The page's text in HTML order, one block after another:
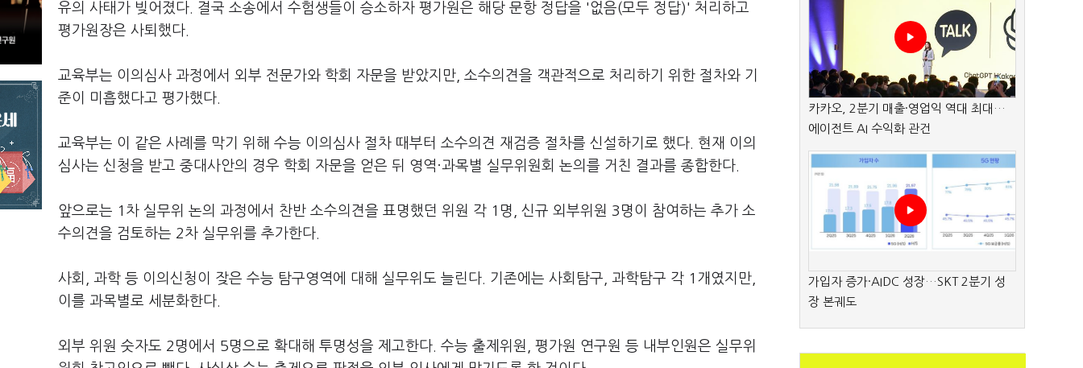
유의 사태가 빚어졌다. 결국 소송에서 수험생들이 승소하자 평가원은 해당 문항 정답을 '없음(모두 정답)' 처리하고
평가원장은 사퇴했다.
교육부는 이의심사 과정에서 외부 전문가와 학회 자문을 받았지만, 소수의견을 객관적으로 처리하기 위한 절차와 기
준이 미흡했다고 평가했다.
교육부는 이 같은 사례를 막기 위해 수능 이의심사 절차 때부터 소수의견 재검증 절차를 신설하기로 했다. 현재 이의
심사는 신청을 받고 중대사안의 경우 학회 자문을 얻은 뒤 영역·과목별 실무위원회 논의를 거친 결과를 종합한다.
앞으로는 1차 실무위 논의 과정에서 찬반 소수의견을 표명했던 위원 각 1명, 신규 외부위원 3명이 참여하는 추가 소
수의견을 검토하는 2차 실무위를 추가한다.
사회, 과학 등 이의신청이 잦은 수능 탐구영역에 대해 실무위도 늘린다. 기존에는 사회탐구, 과학탐구 각 1개였지만,
이를 과목별로 세분화한다.
외부 위원 숫자도 2명에서 5명으로 확대해 투명성을 제고한다. 수능 출제위원, 평가원 연구원 등 내부인원은 실무위
카카오, 2분기 매출·영업익 역대 최대…
에이전트 AI 수익화 관건
가입자 증가·AIDC 성장…SKT 2분기 성
장 본궤도